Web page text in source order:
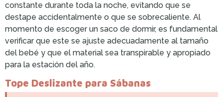
constante durante toda la noche, evitando que se
destape accidentalmente o que se sobrecaliente. Al
momento de escoger un saco de dormir, es fundamental
verificar que este se ajuste adecuadamente al tamaño
del bebé y que el material sea transpirable y apropiado
para la estación del año.
Tope Deslizante para Sábanas